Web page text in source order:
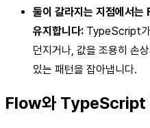
둘이 갈라지는 지점에서
유지합니다: TypeScript가
던지거나, 값을 조용히 손
있는 패턴을 잡아냅니다.
Flow와 TypeScript